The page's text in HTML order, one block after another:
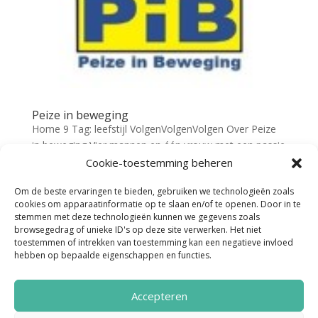
Cookie-toestemming beheren
Om de beste ervaringen te bieden, gebruiken we technologieën zoals
cookies om apparaatinformatie op te slaan en/of te openen. Door in te
stemmen met deze technologieën kunnen we gegevens zoals
browsegedrag of unieke ID's op deze site verwerken. Het niet
toestemmen of intrekken van toestemming kan een negatieve invloed
hebben op bepaalde eigenschappen en functies.
Accepteren
Peize in beweging
Home 9 Tag: leefstijl VolgenVolgenVolgen Over Peize
in beweging Vier mannen en één vrouw met een passie
voor het dorp Peize en een passie voor een leven lang
bewegen in aanraking kunnen komen en zo werken
aan...